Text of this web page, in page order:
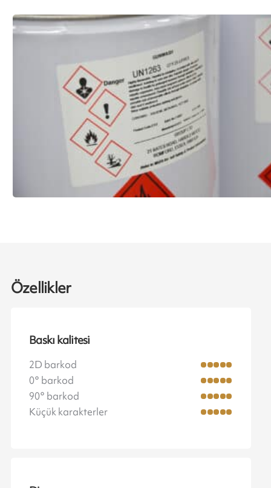
Özellikler
Baskı kalitesi
2D barkod
0° barkod
90° barkod
Küçük karakterler